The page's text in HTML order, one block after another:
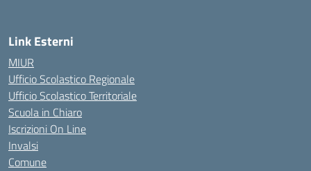
Link Esterni
MIUR
Ufficio Scolastico Regionale
Ufficio Scolastico Territoriale
Scuola in Chiaro
Iscrizioni On Line
Invalsi
Comune